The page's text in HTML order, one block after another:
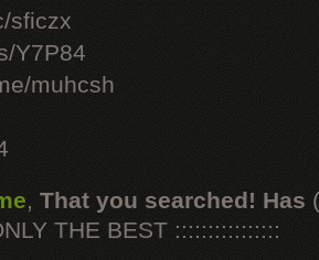
sficzx
Y7P84
muhcsh
, That you searched! Has
THE BEST ::::::::::::::::